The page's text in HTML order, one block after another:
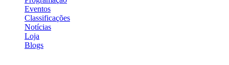
Eventos
Classificações
Notícias
Loja
Blogs